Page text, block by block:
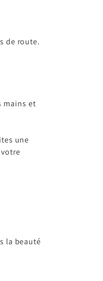
de route.
mains et
une
la beauté